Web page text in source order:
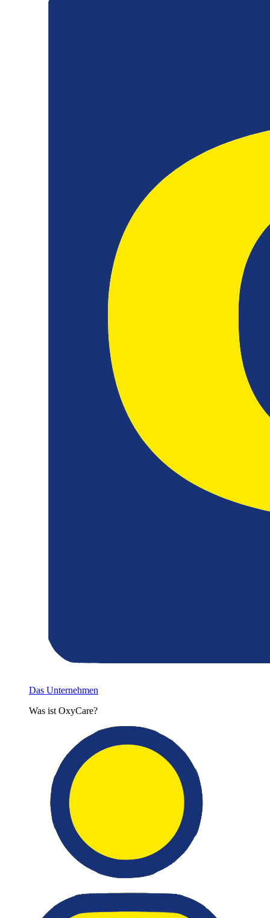
Das Unternehmen
Was ist OxyCare?